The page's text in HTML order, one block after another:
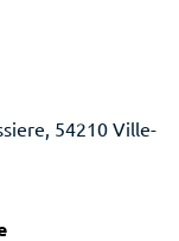
54210 Ville-